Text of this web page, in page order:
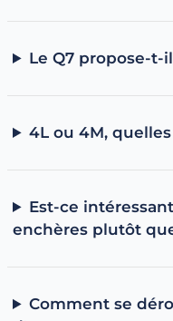
budget compte
choisir ?
soutenu.
urbain.
Hybride rechargeable
mixte avec de courts
À voir aussi
Toutes les Audi
Guide : comment
Le Q7 propose-t-
4L ou 4M,
Est-ce
enchères plutôt
Comment se